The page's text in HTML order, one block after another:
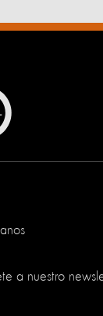
a nuestro